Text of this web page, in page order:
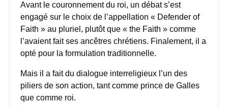
Avant le couronnement du roi, un débat s’est
engagé sur le choix de l’appellation « Defender of
Faith » au pluriel, plutôt que « the Faith » comme
l’avaient fait ses ancêtres chrétiens. Finalement, il a
opté pour la formulation traditionnelle.
Mais il a fait du dialogue interreligieux l’un des
piliers de son action, tant comme prince de Galles
que comme roi.